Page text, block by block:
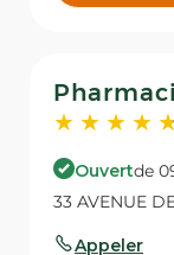
Ouvertde
33 AVENUE
Appeler